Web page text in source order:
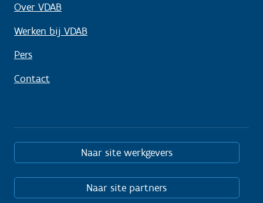
Over VDAB
Werken bij VDAB
Pers
Contact
Naar site werkgevers
Naar site partners